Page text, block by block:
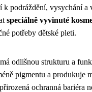
k podráždění, vysychání a
speciálně vyvinuté
potřeby dětské pleti.
odlišnou strukturu a
pigmentu a produkuje
ochranná bariéra